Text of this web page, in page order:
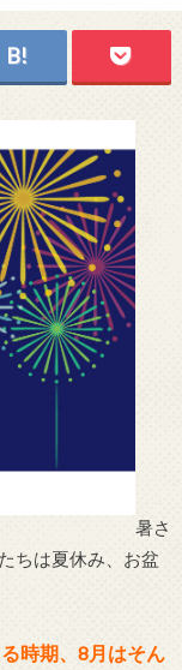
暑さ
ちは夏休み、お盆
時期、8月はそん